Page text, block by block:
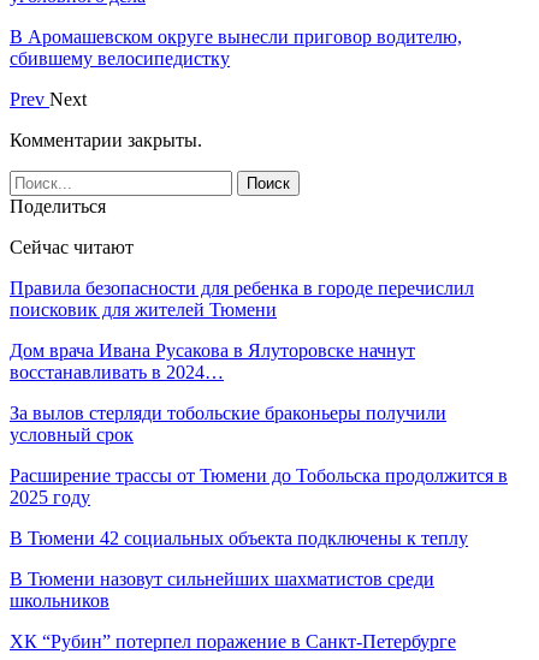
В Аромашевском округе вынесли приговор водителю,
сбившему велосипедистку
Prev Next
Комментарии закрыты.
Поделиться
Сейчас читают
Правила безопасности для ребенка в городе перечислил
поисковик для жителей Тюмени
Дом врача Ивана Русакова в Ялуторовске начнут
восстанавливать в 2024…
За вылов стерляди тобольские браконьеры получили
условный срок
Расширение трассы от Тюмени до Тобольска продолжится в
2025 году
В Тюмени 42 социальных объекта подключены к теплу
В Тюмени назовут сильнейших шахматистов среди
школьников
ХК “Рубин” потерпел поражение в Санкт-Петербурге